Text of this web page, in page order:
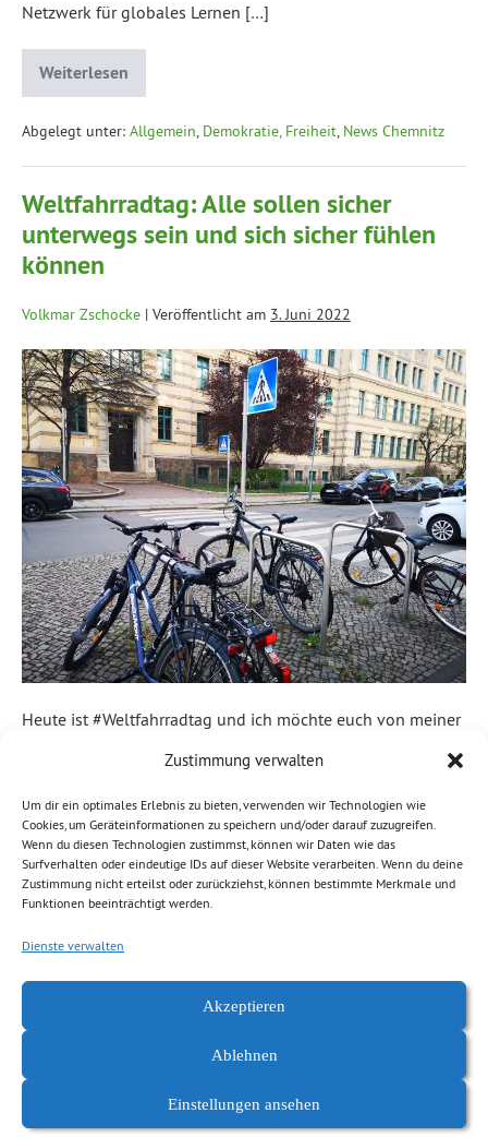
Zustimmung verwalten
Um dir ein optimales Erlebnis zu bieten, verwenden wir Technologien wie
Cookies, um Geräteinformationen zu speichern und/oder darauf zuzugreifen.
Wenn du diesen Technologien zustimmst, können wir Daten wie das
Surfverhalten oder eindeutige IDs auf dieser Website verarbeiten. Wenn du deine
Zustimmung nicht erteilst oder zurückziehst, können bestimmte Merkmale und
Funktionen beeinträchtigt werden.
Dienste verwalten
Akzeptieren
Ablehnen
Einstellungen ansehen
Netzwerk für globales Lernen […]
Weiterlesen
Abgelegt unter: Allgemein, Demokratie, Freiheit, News Chemnitz
Weltfahrradtag: Alle sollen sicher
unterwegs sein und sich sicher fühlen
können
Volkmar Zschocke | Veröffentlicht am 3. Juni 2022
Heute ist #Weltfahrradtag und ich möchte euch von meiner
persönlichen Perspektive auf das #Fahrradfahren erzählen:
direkt zu meinen Zielen gelangen. Ich will mein Rad direkt
davor abstellen. Ich habe keine Lust, auf den Bus zu warten.
Ich will schnell auf der Straße fahren. Ich lasse mich […]
Abgelegt unter: Allgemein,News Chemnitz,Stadtplanung,